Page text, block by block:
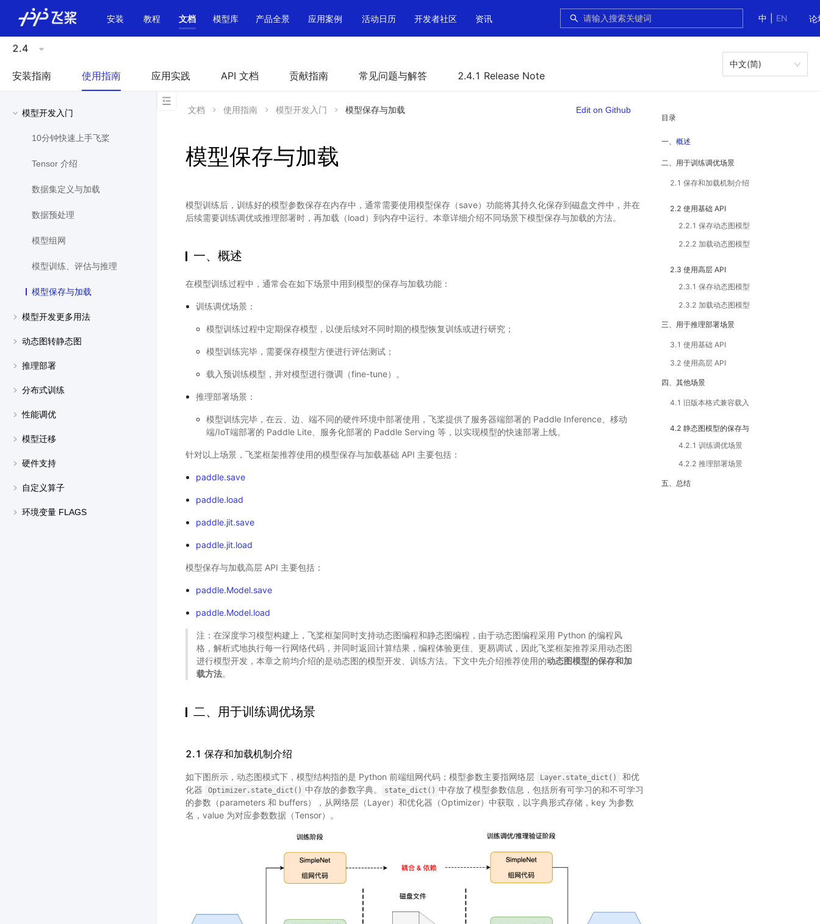
中
EN 论
安装 教程 文档 模型库 产品全景 应用案例 活动日历 开发者社区 资讯
2.4
安装指南 使用指南 应用实践 API 文档 贡献指南 常见问题与解答 2.4.1 Release Note
中文(简)
模型开发入门
10分钟快速上手飞桨
Tensor 介绍
数据集定义与加载
数据预处理
模型组网
模型训练、评估与推理
模型保存与加载
模型开发更多用法
动态图转静态图
推理部署
分布式训练
性能调优
模型迁移
硬件支持
自定义算子
环境变量 FLAGS
目录
一、概述
二、用于训练调优场景
2.1 保存和加载机制介绍
2.2 使用基础 API
2.2.1 保存动态图模型
2.2.2 加载动态图模型
2.3 使用高层 API
2.3.1 保存动态图模型
2.3.2 加载动态图模型
三、用于推理部署场景
3.1 使用基础 API
3.2 使用高层 API
四、其他场景
4.1 旧版本格式兼容载入
4.2 静态图模型的保存与
4.2.1 训练调优场景
4.2.2 推理部署场景
五、总结
文档 使用指南 模型开发入门 模型保存与加载 Edit on Github
模型保存与加载
模型训练后，训练好的模型参数保存在内存中，通常需要使用模型保存（save）功能将其持久化保存到磁盘文件中，并在
后续需要训练调优或推理部署时，再加载（load）到内存中运行。本章详细介绍不同场景下模型保存与加载的方法。
一、概述
在模型训练过程中，通常会在如下场景中用到模型的保存与加载功能：
训练调优场景：
模型训练过程中定期保存模型，以便后续对不同时期的模型恢复训练或进行研究；
模型训练完毕，需要保存模型方便进行评估测试；
载入预训练模型，并对模型进行微调（fine-tune）。
推理部署场景：
模型训练完毕，在云、边、端不同的硬件环境中部署使用，飞桨提供了服务器端部署的 Paddle Inference、移动
端/IoT端部署的 Paddle Lite、服务化部署的 Paddle Serving 等，以实现模型的快速部署上线。
针对以上场景，飞桨框架推荐使用的模型保存与加载基础 API 主要包括：
paddle.save
paddle.load
paddle.jit.save
paddle.jit.load
模型保存与加载高层 API 主要包括：
paddle.Model.save
paddle.Model.load
注：在深度学习模型构建上，飞桨框架同时支持动态图编程和静态图编程，由于动态图编程采用 Python 的编程风
格，解析式地执行每一行网络代码，并同时返回计算结果，编程体验更佳、更易调试，因此飞桨框架推荐采用动态图
进行模型开发，本章之前均介绍的是动态图的模型开发、训练方法。下文中先介绍推荐使用的动态图模型的保存和加
载方法。
二、用于训练调优场景
2.1 保存和加载机制介绍
如下图所示，动态图模式下，模型结构指的是 Python 前端组网代码；模型参数主要指网络层 Layer.state_dict()
和优
化器
Optimizer.state_dict() 中存放的参数字典。 state_dict() 中存放了模型参数信息，包括所有可学习的和不可学习
的参数（parameters 和 buffers），从网络层（Layer）和优化器（Optimizer）中获取，以字典形式存储，key 为参数
名，value 为对应参数数据（Tensor）。